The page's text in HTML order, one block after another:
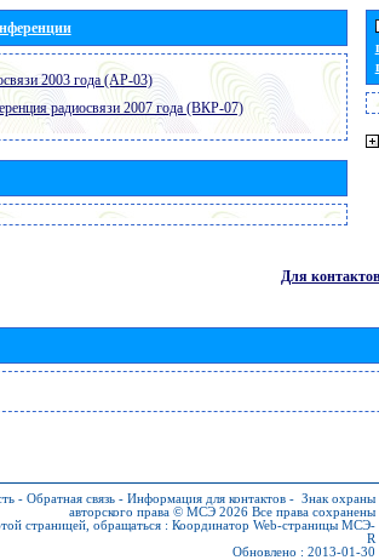
2003 года (АР-03)
радиосвязи 2007 года (ВКР-07)
Для контактов
- Обратная связь - Информация для контактов - Знак охраны
авторского права © МСЭ 2026 Все права сохранены
страницей, обращаться : Координатор Web-страницы МСЭ-
R
Обновлено : 2013-01-30